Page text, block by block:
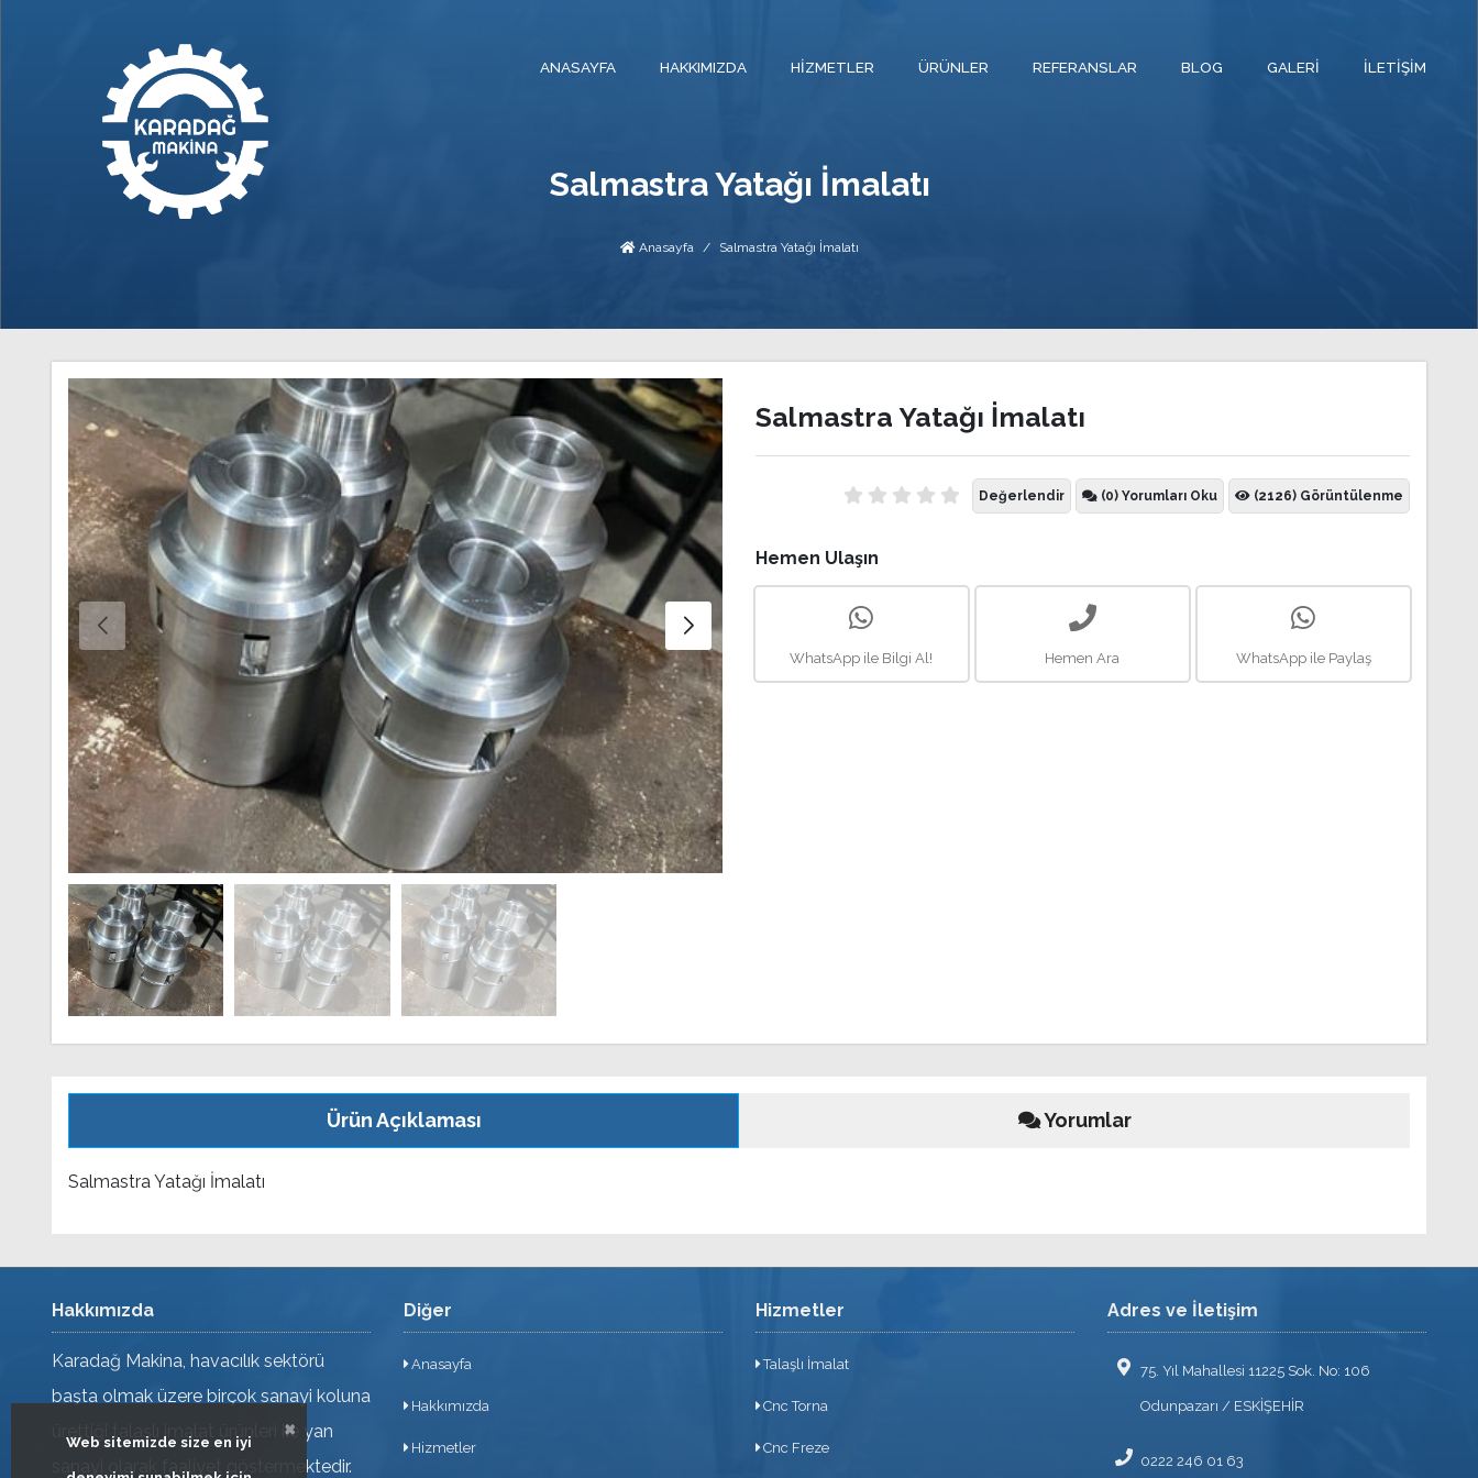
ANASAYFA HAKKIMIZDA HIZMETLER ÜRÜNLER REFERANSLAR BLOG GALERI İLETIŞIM
Salmastra Yatağı İmalatı
Anasayfa Salmastra Yatağı İmalatı
Salmastra Yatağı İmalatı
Değerlendir (0) Yorumları Oku (2126) Görüntülenme
Hemen Ulaşın
WhatsApp ile Bilgi Al! Hemen Ara WhatsApp ile Paylaş
Ürün Açıklaması Yorumlar
Salmastra Yatağı İmalatı
Hakkımızda
Karadağ Makina, havacılık sektörü
başta olmak üzere birçok sanayi koluna
ürettiği talaşlı imalat ürünleri ile yan
sanayi olarak faaliyet göstermektedir.
Diğer
Anasayfa
Hakkımızda
Hizmetler
Hizmetler
Talaşlı İmalat
Cnc Torna
Cnc Freze
Adres ve İletişim
75. Yıl Mahallesi 11225 Sok. No: 106
Odunpazarı / ESKİŞEHİR
0222 246 01 63
×
Web sitemizde size en iyi